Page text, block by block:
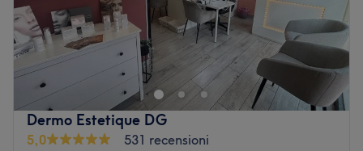
La Beautyque è in via Raimondo Amedeo Vigna, a
Genova, e apre le sue porte nel 2021 con lo scopo di
diventare il punto di riferimento di tutti coloro che amano
prendersi cura della propria bellezza. Preparazione,
professionalità, precisione, voglia di non fermarsi mai,
desiderio di rinnovarsi e innovarsi sempre, sorriso e
disponibilità all'ascolto sono gli elementi che rendono il
Dermo Estetique DG
5,0
531 recensioni